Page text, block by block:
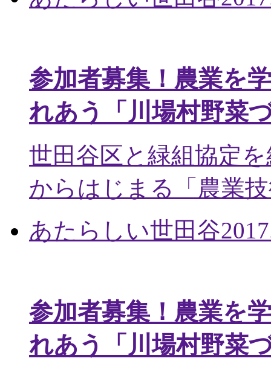
参加者募集！農業を
れあう「川場村野菜
世田谷区と緑組協定
からはじまる「農業
あたらしい世田谷
参加者募集！農業を
れあう「川場村野菜